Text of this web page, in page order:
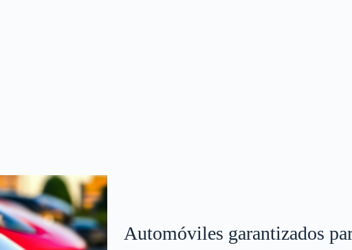
Automóviles garantizados